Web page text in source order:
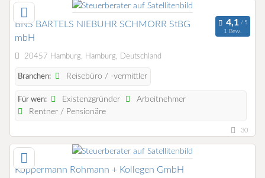
BNS BARTELS NIEBUHR SCHMORR StBG
mbH
1 Bew.
20457 Hamburg, Hamburg, Deutschland
Branchen: Reisebüro / -vermittler
Für wen: Existenzgründer
Arbeitnehmer
Rentner / Pensionäre
30
Koppermann Rohmann + Kollegen GmbH